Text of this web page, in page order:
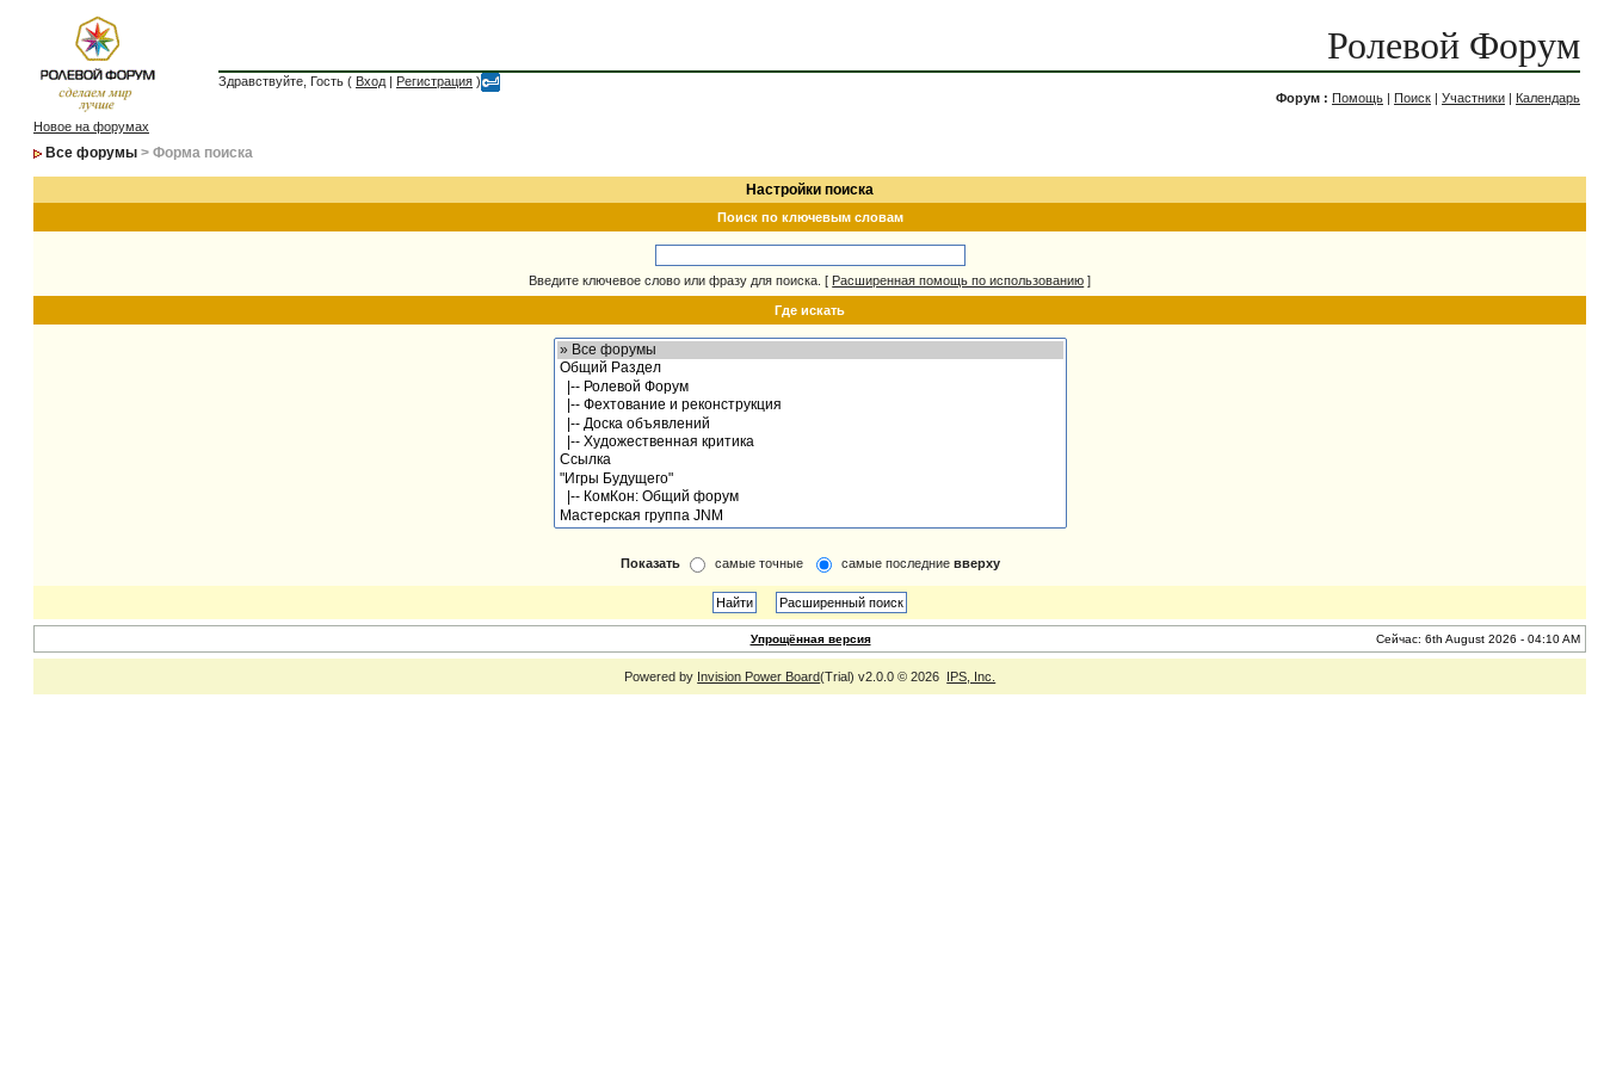
Ролевой Форум
Здравствуйте, Гость ( Вход | Регистрация )
Форум : Помощь | Поиск | Участники | Календарь
Новое на форумах
Все форумы > Форма поиска
Настройки поиска
Поиск по ключевым словам
Введите ключевое слово или фразу для поиска. [ Расширенная помощь по использованию ]
Где искать
Показать самые точные самые последние вверху
Упрощённая версия Сейчас: 6th August 2026 - 04:10 AM
Powered by Invision Power Board(Trial) v2.0.0 © 2026 IPS, Inc.